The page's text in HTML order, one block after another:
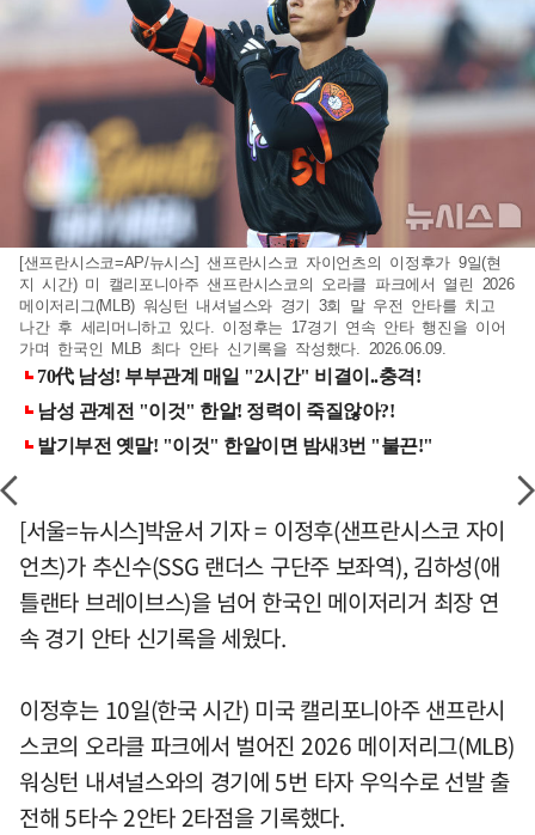
[샌프란시스코=AP/뉴시스] 샌프란시스코 자이언츠의 이정후가 9일(현
지 시간) 미 캘리포니아주 샌프란시스코의 오라클 파크에서 열린 2026
메이저리그(MLB) 워싱턴 내셔널스와 경기 3회 말 우전 안타를 치고
나간 후 세리머니하고 있다. 이정후는 17경기 연속 안타 행진을 이어
가며 한국인 MLB 최다 안타 신기록을 작성했다. 2026.06.09.
[서울=뉴시스]박윤서 기자 = 이정후(샌프란시스코 자이
언츠)가 추신수(SSG 랜더스 구단주 보좌역), 김하성(애
틀랜타 브레이브스)을 넘어 한국인 메이저리거 최장 연
속 경기 안타 신기록을 세웠다.
이정후는 10일(한국 시간) 미국 캘리포니아주 샌프란시
스코의 오라클 파크에서 벌어진 2026 메이저리그(MLB)
워싱턴 내셔널스와의 경기에 5번 타자 우익수로 선발 출
전해 5타수 2안타 2타점을 기록했다.